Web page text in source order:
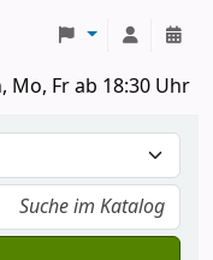
Fr ab 18:30 Uhr